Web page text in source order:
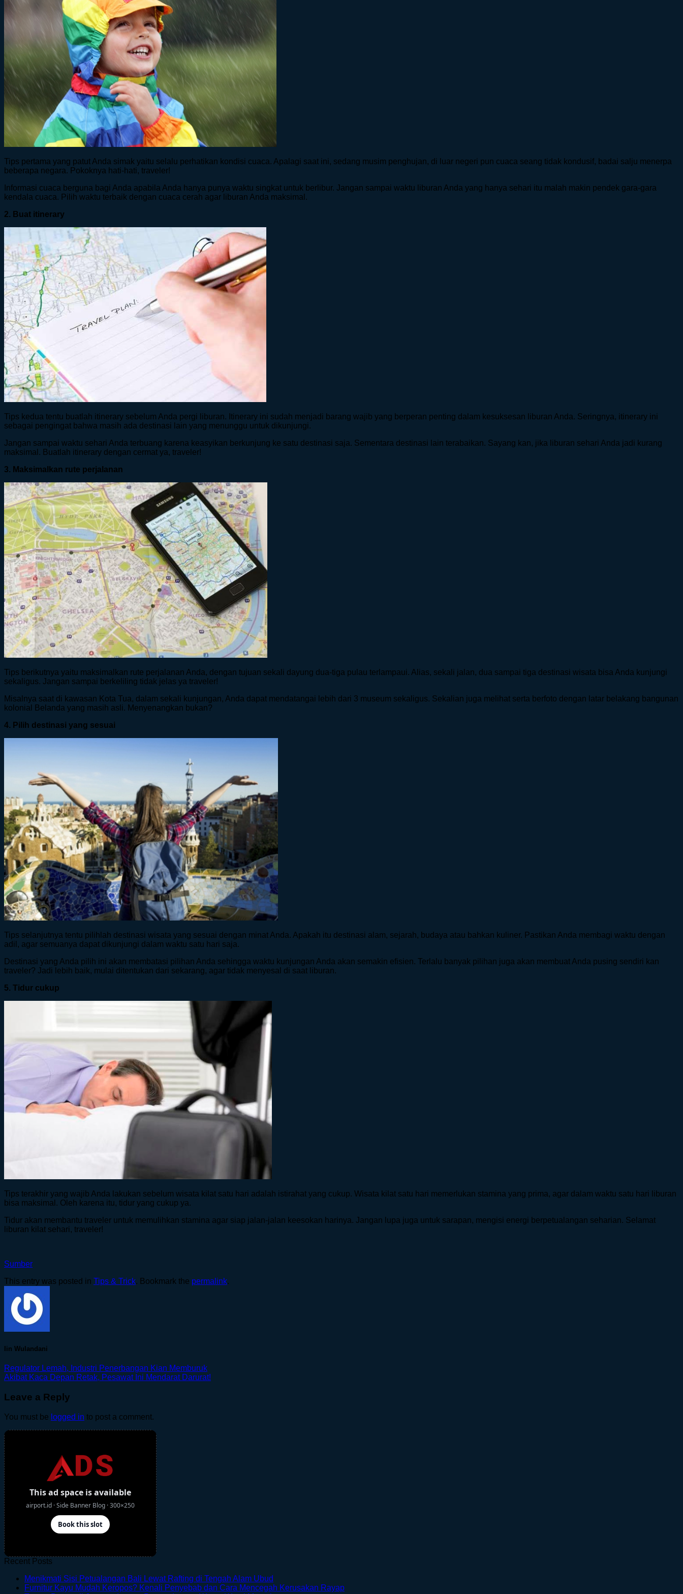
Tips pertama yang patut Anda simak yaitu selalu perhatikan kondisi cuaca. Apalagi saat ini, sedang musim penghujan, di luar negeri pun cuaca seang tidak kondusif, badai salju menerpa
beberapa negara. Pokoknya hati-hati, traveler!
Informasi cuaca berguna bagi Anda apabila Anda hanya punya waktu singkat untuk berlibur. Jangan sampai waktu liburan Anda yang hanya sehari itu malah makin pendek gara-gara
kendala cuaca. Pilih waktu terbaik dengan cuaca cerah agar liburan Anda maksimal.
2. Buat itinerary
Tips kedua tentu buatlah itinerary sebelum Anda pergi liburan. Itinerary ini sudah menjadi barang wajib yang berperan penting dalam kesuksesan liburan Anda. Seringnya, itinerary ini
sebagai pengingat bahwa masih ada destinasi lain yang menunggu untuk dikunjungi.
Jangan sampai waktu sehari Anda terbuang karena keasyikan berkunjung ke satu destinasi saja. Sementara destinasi lain terabaikan. Sayang kan, jika liburan sehari Anda jadi kurang
maksimal. Buatlah itinerary dengan cermat ya, traveler!
3. Maksimalkan rute perjalanan
Tips berikutnya yaitu maksimalkan rute perjalanan Anda, dengan tujuan sekali dayung dua-tiga pulau terlampaui. Alias, sekali jalan, dua sampai tiga destinasi wisata bisa Anda kunjungi
sekaligus. Jangan sampai berkeliling tidak jelas ya traveler!
Misalnya saat di kawasan Kota Tua, dalam sekali kunjungan, Anda dapat mendatangai lebih dari 3 museum sekaligus. Sekalian juga melihat serta berfoto dengan latar belakang bangunan
kolonial Belanda yang masih asli. Menyenangkan bukan?
4. Pilih destinasi yang sesuai
Tips selanjutnya tentu pilihlah destinasi wisata yang sesuai dengan minat Anda. Apakah itu destinasi alam, sejarah, budaya atau bahkan kuliner. Pastikan Anda membagi waktu dengan
adil, agar semuanya dapat dikunjungi dalam waktu satu hari saja.
Destinasi yang Anda pilih ini akan membatasi pilihan Anda sehingga waktu kunjungan Anda akan semakin efisien. Terlalu banyak pilihan juga akan membuat Anda pusing sendiri kan
traveler? Jadi lebih baik, mulai ditentukan dari sekarang, agar tidak menyesal di saat liburan.
5. Tidur cukup
Tips terakhir yang wajib Anda lakukan sebelum wisata kilat satu hari adalah istirahat yang cukup. Wisata kilat satu hari memerlukan stamina yang prima, agar dalam waktu satu hari liburan
bisa maksimal. Oleh karena itu, tidur yang cukup ya.
Tidur akan membantu traveler untuk memulihkan stamina agar siap jalan-jalan keesokan harinya. Jangan lupa juga untuk sarapan, mengisi energi berpetualangan seharian. Selamat
liburan kilat sehari, traveler!
Sumber
This entry was posted in Tips & Trick. Bookmark the permalink.
Iin Wulandani
Regulator Lemah, Industri Penerbangan Kian Memburuk
Akibat Kaca Depan Retak, Pesawat Ini Mendarat Darurat!
Leave a Reply
You must be logged in to post a comment.
Recent Posts
Menikmati Sisi Petualangan Bali Lewat Rafting di Tengah Alam Ubud
Comments
Furnitur Kayu Mudah Keropos? Kenali Penyebab dan Cara Mencegah Kerusakan RayapNo